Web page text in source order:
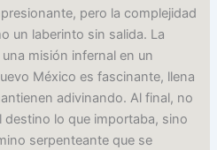
pero la complejidad
un laberinto sin salida. La
misión infernal en un
México es fascinante, llena
adivinando. Al final, no
destino lo que importaba, sino
serpenteante que se